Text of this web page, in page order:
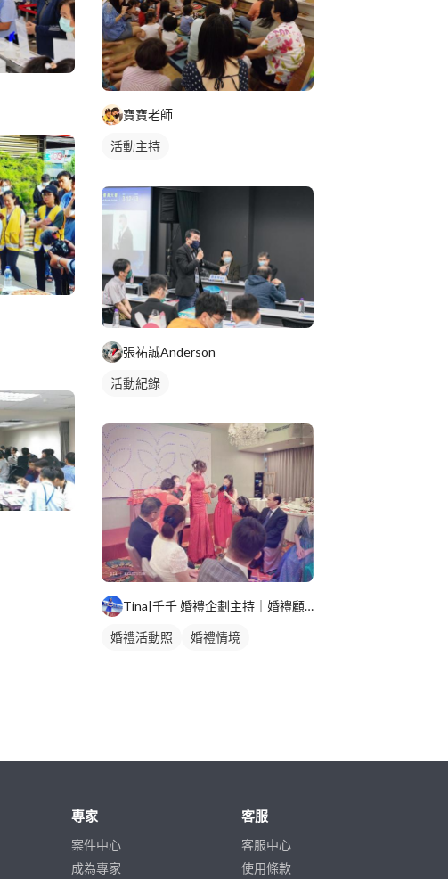
寶寶老師
活動主持
張祐誠Anderson
活動紀錄
Tina|千千 婚禮企劃主持｜婚禮顧問｜春酒尾牙
婚禮活動照 婚禮情境
專家
案件中心
成為專家
客服
客服中心
使用條款